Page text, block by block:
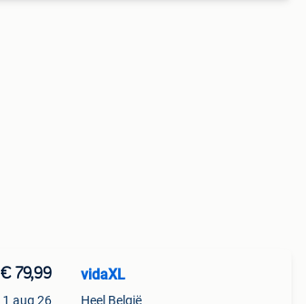
€ 79,99
1 aug 26
vidaXL
Heel België